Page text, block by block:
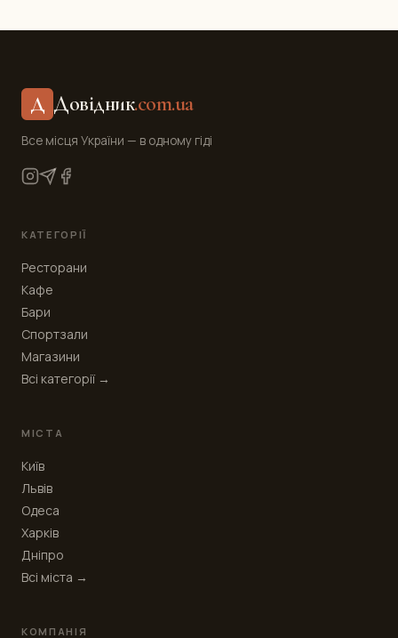
Д Довідник.com.ua
Все місця України — в одному гіді
КАТЕГОРІЇ
Ресторани
Кафе
Бари
Спортзали
Магазини
Всі категорії →
МІСТА
Київ
Львів
Одеса
Харків
Дніпро
Всі міста →
КОМПАНІЯ